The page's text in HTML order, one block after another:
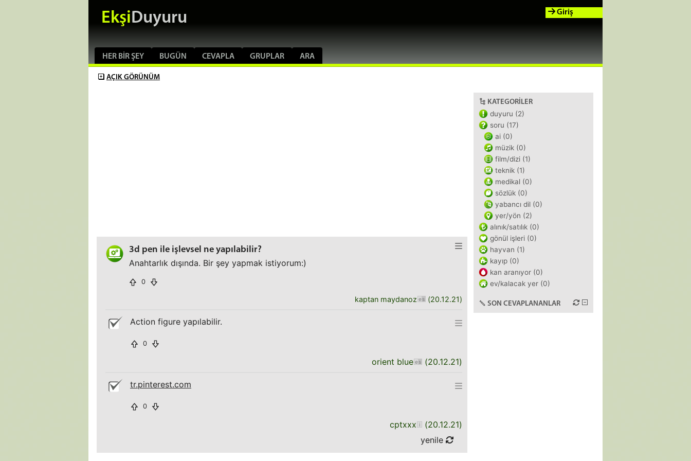
EkşiDuyuru
HER BIR ŞEY BUGÜN CEVAPLA GRUPLAR ARA
Giriş
AÇIK GÖRÜNÜM
3d pen ile işlevsel ne yapılabilir?
Anahtarlık dışında. Bir şey yapmak istiyorum:)
0
kaptan maydanoz (20.12.21)
Action figure yapılabilir.
0
orient blue (20.12.21)
tr.pinterest.com
0
cptxxx (20.12.21)
yenile
KATEGORILER
duyuru (2)
soru (17)
ai (0)
müzik (0)
film/dizi (1)
teknik (1)
medikal (0)
sözlük (0)
yabancı dil (0)
yer/yön (2)
alınık/satılık (0)
gönül işleri (0)
hayvan (1)
kayıp (0)
kan aranıyor (0)
ev/kalacak yer (0)
SON CEVAPLANANLAR